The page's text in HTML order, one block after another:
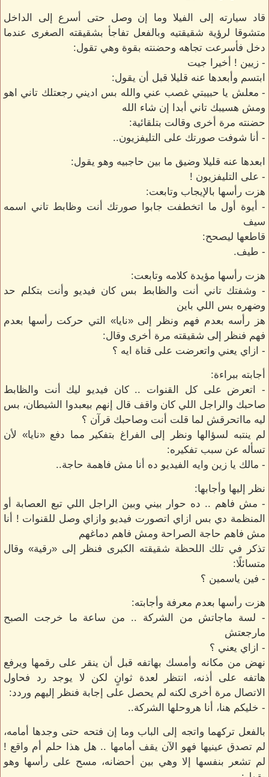
قاد سيارته إلى الفيلا وما إن وصل حتى أسرع إلى الداخل
متشوقا لرؤية شقيقتيه وبالفعل تفاجأ بشقيقته الصغرى عندما
دخل فأسرعت تجاهه وحضنته بقوة وهي تقول:
- زيين ! أخيرا جيت
ابتسم وأبعدها عنه قليلا قبل أن يقول:
- معلش يا حبيبتي غصب عني والله بس اديني رجعتلك تاني اهو
ومش هسيبك تاني أبدا إن شاء الله
حضنته مرة أخرى وقالت بتلقائية:
- أنا شوفت صورتك على التليفزيون..
ابعدها عنه قليلا وضيق ما بين حاجبيه وهو يقول:
- على التليفزيون !
هزت رأسها بالإيجاب وتابعت:
- أيوة أول ما اتخطفت جابوا صورتك أنت وظابط تاني اسمه
سيف
قاطعها ليصحح:
- طيف.
هزت رأسها مؤيدة كلامه وتابعت:
- وشفتك تاني أنت والظابط بس كان فيديو وأنت بتكلم حد
وضهره بس اللي باين
هز رأسه بعدم فهم ونظر إلى «نايا» التي حركت رأسها بعدم
فهم فنظر إلى شقيقته مرة أخرى وقال:
- ازاي يعني واتعرضت على قناة ايه ؟
أجابته ببراءة:
- اتعرض على كل القنوات .. كان فيديو ليك أنت والظابط
صاحبك والراجل اللي كان واقف قال إنهم بيعبدوا الشيطان، بس
ليه مااتحرقش لما قلت أنت وصاحبك قرآن ؟
لم ينتبه لسؤالها ونظر إلى الفراغ بتفكير مما دفع «نايا» لأن
تسأله عن سبب تفكيره:
- مالك يا زين وايه الفيديو ده أنا مش فاهمة حاجة..
نظر إليها وأجابها:
- مش فاهم .. ده حوار بيني وبين الراجل اللي تبع العصابة أو
المنظمة دي بس ازاي اتصورت فيديو وازاي وصل للقنوات ! أنا
مش فاهم حاجة الصراحة ومش فاهم دماغهم
تذكر في تلك اللحظة شقيقته الكبرى فنظر إلى «رقية» وقال
متسائلًا:
- فين ياسمين ؟
هزت رأسها بعدم معرفة وأجابته:
- لسة ماجاتش من الشركة .. من ساعة ما خرجت الصبح
مارجعتش
- ازاي يعني ؟
نهض من مكانه وأمسك بهاتفه قبل أن ينقر على رقمها ويرفع
هاتفه على أذنه، انتظر لعدة ثوانٍ لكن لا يوجد رد فحاول
الاتصال مرة أخرى لكنه لم يحصل على إجابة فنظر إليهم وردد:
- خليكم هنا، أنا هروحلها الشركة..
بالفعل تركهما واتجه إلى الباب وما إن فتحه حتى وجدها أمامه،
لم تصدق عينيها فهو الآن يقف أمامها .. هل هذا حلم أم واقع !
لم تشعر بنفسها إلا وهي بين أحضانه، مسح على رأسها وهو